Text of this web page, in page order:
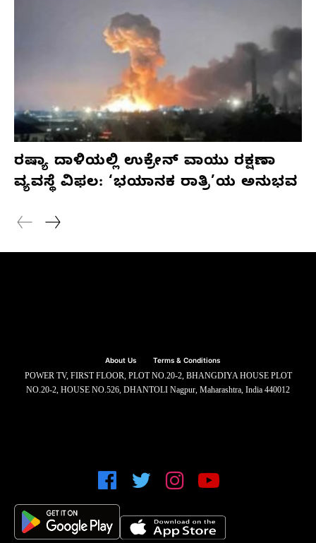
ರಷ್ಯಾ ದಾಳಿಯಲ್ಲಿ ಉಕ್ರೇನ್ ವಾಯು ರಕ್ಷಣಾ
ವ್ಯವಸ್ಥೆ ವಿಫಲ: ‘ಭಯಾನಕ ರಾತ್ರಿ’ಯ ಅನುಭವ
About Us Terms & Conditions
POWER TV, FIRST FLOOR, PLOT NO.20-2, BHANGDIYA HOUSE PLOT
NO.20-2, HOUSE NO.526, DHANTOLI Nagpur, Maharashtra, India 440012